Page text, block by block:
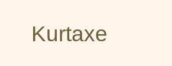
Kurtaxe